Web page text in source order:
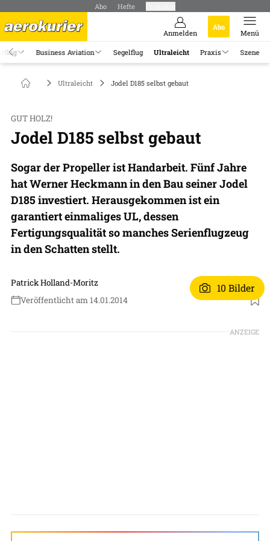
Abo Hefte
Anmelden
Abo
Menü
Business Aviation Segelflug Ultraleicht Praxis Szene
Ultraleicht Jodel D185 selbst gebaut
GUT HOLZ!
Jodel D185 selbst gebaut
Sogar der Propeller ist Handarbeit. Fünf Jahre
hat Werner Heckmann in den Bau seiner Jodel
D185 investiert. Herausgekommen ist ein
garantiert einmaliges UL, dessen
Fertigungsqualität so manches Serienflugzeug
in den Schatten stellt.
Patrick Holland-Moritz
Veröffentlicht am 14.01.2014
10 Bilder
ANZEIGE